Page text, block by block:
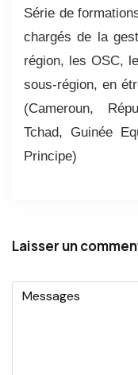
Série de
chargés de la
région, les OSC,
sous-région, en
(Cameroun,
Tchad, Guinée
Principe)
Laisser un